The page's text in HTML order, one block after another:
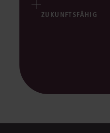
ZUKUNFTSFÄHIG